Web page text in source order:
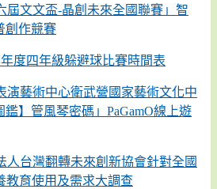
屆文文盃-晶創未來全國聯賽」智
創作競賽
年度四年級躲避球比賽時間表
演藝術中心衛武營國家藝術文化中
】管風琴密碼」PaGamO線上遊
人台灣翻轉未來創新協會針對全國
教育使用及需求大調查